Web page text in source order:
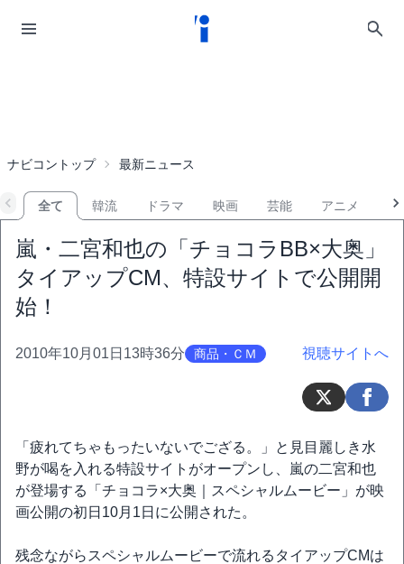
ナビコントップ 最新ニュース
全て 韓流 ドラマ 映画 芸能 アニメ
嵐・二宮和也の「チョコラBB×大奥」
タイアップCM、特設サイトで公開開
始！
2010年10月01日13時36分 商品・ＣＭ 視聴サイトへ
「疲れてちゃもったいないでござる。」と見目麗しき水
野が喝を入れる特設サイトがオープンし、嵐の二宮和也
が登場する「チョコラ×大奥｜スペシャルムービー」が映
画公開の初日10月1日に公開された。
残念ながらスペシャルムービーで流れるタイアップCMは